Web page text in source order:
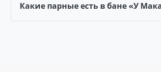
Какие парные есть в бане «У